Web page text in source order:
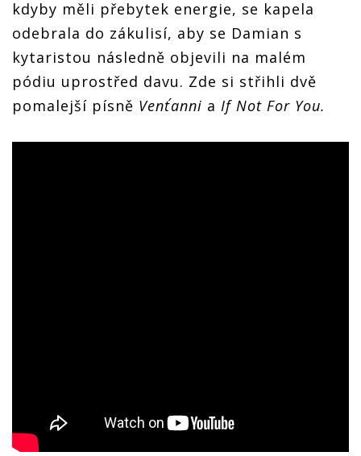
kdyby měli přebytek energie, se kapela
odebrala do zákulisí, aby se Damian s
kytaristou následně objevili na malém
pódiu uprostřed davu. Zde si střihli dvě
pomalejší písně Vent´anni a If Not For You.